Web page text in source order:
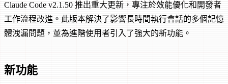
Claude Code v2.1.50 推出重大更新，專注於效能優化和開發者
工作流程改進。此版本解決了影響長時間執行會話的多個記憶
體洩漏問題，並為進階使用者引入了強大的新功能。
新功能